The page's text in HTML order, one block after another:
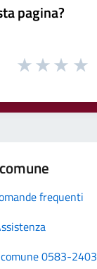
pagina?
frequenti
0583-